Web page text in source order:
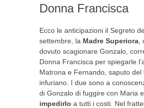
Donna Francisca
Ecco le anticipazioni il Segreto
settembre, la Madre Superiora
dovuto scagionare Gonzalo,
Donna Francisca per spiegarle
Matrona e Fernando, saputo del
infuriano. I due sono a
di Gonzalo di fuggire con Maria
impedirlo a tutti i costi. Nel